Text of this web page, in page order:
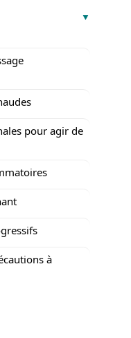
pour agir de
à